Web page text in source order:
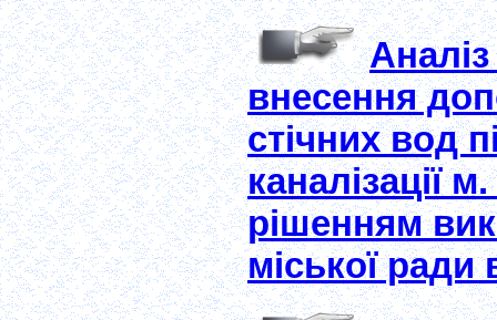
внесення
стічних вод
каналізації
рішенням
міської ради